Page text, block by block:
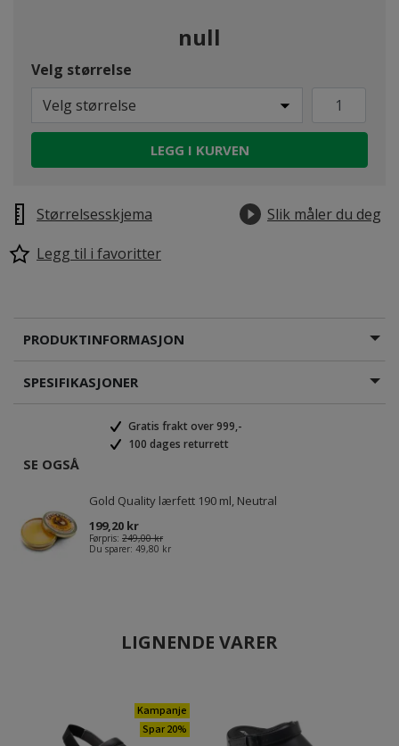
null
Velg størrelse
Velg størrelse
LEGG I KURVEN
Størrelsesskjema
Slik måler du deg
Legg til i favoritter
PRODUKTINFORMASJON
SPESIFIKASJONER
Gratis frakt over 999,-
100 dages returrett
SE OGSÅ
Gold Quality lærfett 190 ml, Neutral
199,20 kr
Førpris: 249,00 kr
Du sparer: 49,80 kr
LIGNENDE VARER
Kampanje
Spar 20%